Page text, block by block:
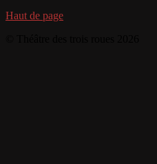
Haut de page